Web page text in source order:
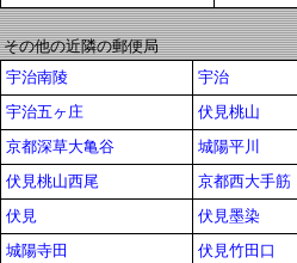
その他の近隣の郵便局
宇治南陵
宇治
宇治五ヶ庄
伏見桃山
京都深草大亀谷
城陽平川
伏見桃山西尾
京都西大手筋
伏見
伏見墨染
城陽寺田
伏見竹田口